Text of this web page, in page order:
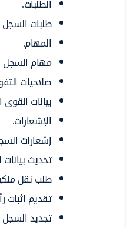
الطلبات.
طلبات السجل
المهام.
مهام السجل
صلاحيات
بيانات
الإشعارات.
إشعارات
تحديث
طلب نقل
تقديم
تجديد السجل